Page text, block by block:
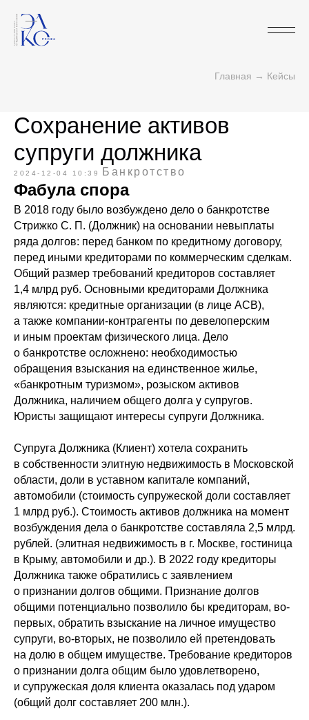
Главная → Кейсы
Сохранение активов
супруги должника
2024-12-04 10:39 Банкротство
Фабула спора
В 2018 году было возбуждено дело о банкротстве
Стрижко С. П. (Должник) на основании невыплаты
ряда долгов: перед банком по кредитному договору,
перед иными кредиторами по коммерческим сделкам.
Общий размер требований кредиторов составляет
1,4 млрд руб. Основными кредиторами Должника
являются: кредитные организации (в лице АСВ),
а также компании-контрагенты по девелоперским
и иным проектам физического лица. Дело
о банкротстве осложнено: необходимостью
обращения взыскания на единственное жилье,
«банкротным туризмом», розыском активов
Должника, наличием общего долга у супругов.
Юристы защищают интересы супруги Должника.
Супруга Должника (Клиент) хотела сохранить
в собственности элитную недвижимость в Московской
области, доли в уставном капитале компаний,
автомобили (стоимость супружеской доли составляет
1 млрд руб.). Стоимость активов должника на момент
возбуждения дела о банкротстве составляла 2,5 млрд.
рублей. (элитная недвижимость в г. Москве, гостиница
в Крыму, автомобили и др.). В 2022 году кредиторы
Должника также обратились с заявлением
о признании долгов общими. Признание долгов
общими потенциально позволило бы кредиторам, во-
первых, обратить взыскание на личное имущество
супруги, во-вторых, не позволило ей претендовать
на долю в общем имуществе. Требование кредиторов
о признании долга общим было удовлетворено,
и супружеская доля клиента оказалась под ударом
(общий долг составляет 200 млн.).